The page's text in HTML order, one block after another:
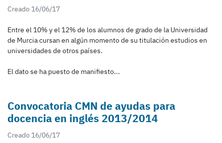
Creado 16/06/17
Entre el 10% y el 12% de los alumnos de grado de la Universidad
de Murcia cursan en algún momento de su titulación estudios en
universidades de otros países.
El dato se ha puesto de manifiesto...
Convocatoria CMN de ayudas para
docencia en inglés 2013/2014
Creado 16/06/17